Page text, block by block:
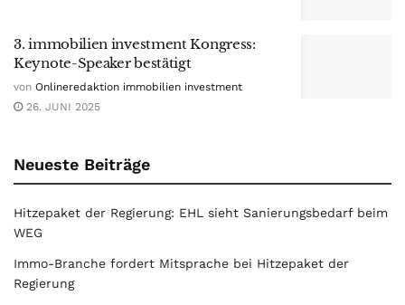
3. immobilien investment Kongress:
Keynote-Speaker bestätigt
von Onlineredaktion immobilien investment
26. JUNI 2025
Neueste Beiträge
Hitzepaket der Regierung: EHL sieht Sanierungsbedarf beim
WEG
Immo-Branche fordert Mitsprache bei Hitzepaket der
Regierung